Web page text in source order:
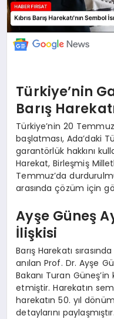
Türkiye’nin
Barış
Türkiye’nin 20 Temmuz
başlatması, Ada’daki
garantörlük hakkını
Harekat, Birleşmiş
Temmuz’da
arasında çözüm için
Ayşe Güneş
İlişkisi
Barış Harekatı
anılan Prof. Dr. Ayşe
Bakanı Turan Güneş’in
etmiştir. Harekatın
harekatın 50. yıl
detaylarını paylaşmıştır.